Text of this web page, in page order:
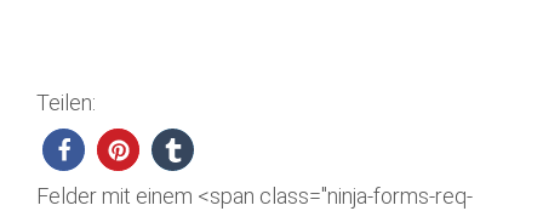
Teilen:
Felder mit einem <span class="ninja-forms-req-